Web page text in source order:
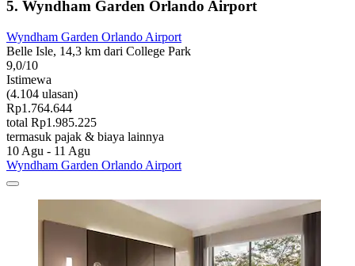
5. Wyndham Garden Orlando Airport
Wyndham Garden Orlando Airport
Belle Isle, 14,3 km dari College Park
9,0/10
Istimewa
(4.104 ulasan)
Rp1.764.644
total Rp1.985.225
termasuk pajak & biaya lainnya
10 Agu - 11 Agu
Wyndham Garden Orlando Airport